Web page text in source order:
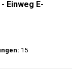
Einweg E-
15